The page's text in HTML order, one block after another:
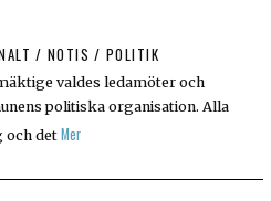
/ NOTIS / POLITIK
valdes ledamöter och
politiska organisation. Alla
och det Mer